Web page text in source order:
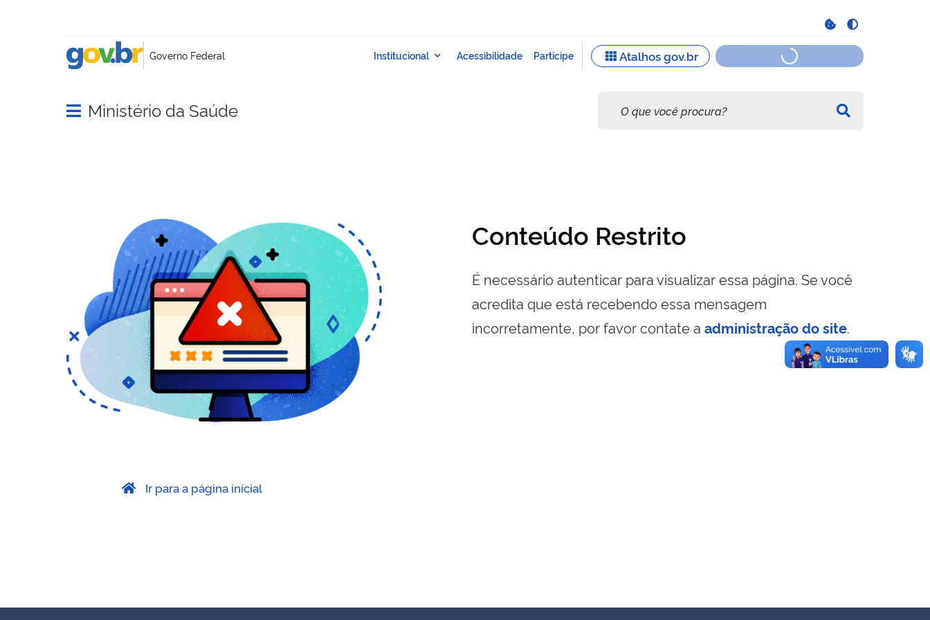
Abrir menu principal de navegação
Ministério da Saúde
Conteúdo Restrito
É necessário autenticar para visualizar essa página. Se você
acredita que está recebendo essa mensagem
incorretamente, por favor contate a administração do site.
Ir para a página inicial